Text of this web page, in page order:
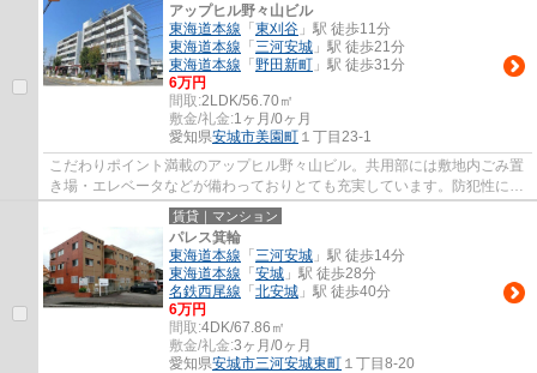
アップヒル野々山ビル
東海道本線 「 東刈谷 」駅 徒歩11分
東海道本線 「 三河安城 」駅 徒歩21分
東海道本線 「 野田新町 」駅 徒歩31分
6万円
間取:2LDK/56.70㎡
敷金/礼金:1ヶ月/0ヶ月
愛知県安城市美園町 １丁目23-1
こだわりポイント満載のアップヒル野々山ビル。共用部には敷地内ごみ置
き場・エレベータなどが備わっておりとても充実しています。防犯性に優
れているオートロック付きのマンションで...
賃貸｜マンション
パレス箕輪
東海道本線 「 三河安城 」駅 徒歩14分
東海道本線 「 安城 」駅 徒歩28分
名鉄西尾線 「 北安城 」駅 徒歩40分
6万円
間取:4DK/67.86㎡
敷金/礼金:3ヶ月/0ヶ月
愛知県安城市三河安城東町 １丁目8-20